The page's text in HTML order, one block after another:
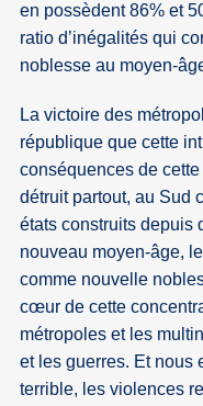
en possèdent 86% et
ratio d’inégalités qui
noblesse au moyen-
La victoire des
république que cette
conséquences de
détruit partout, au Sud
états construits depuis
nouveau moyen-âge,
comme nouvelle
cœur de cette
métropoles et les
et les guerres. Et nous
terrible, les violences